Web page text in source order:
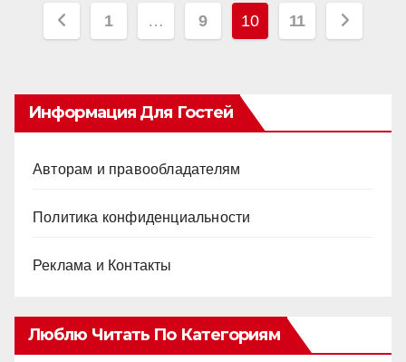
Пагинация
1 … 9 10 11
Информация Для Гостей
Авторам и правообладателям
Политика конфиденциальности
Реклама и Контакты
Люблю Читать По Категориям